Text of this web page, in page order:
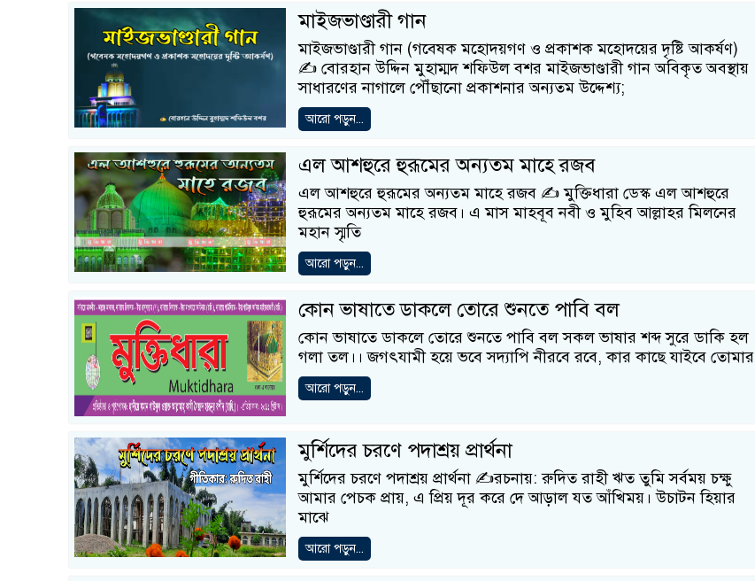
মাইজভাণ্ডারী গান
মাইজভাণ্ডারী গান (গবেষক মহোদয়গণ ও প্রকাশক মহোদয়ের দৃষ্টি আকর্ষণ)
✍️ বোরহান উদ্দিন মুহাম্মদ শফিউল বশর মাইজভাণ্ডারী গান অবিকৃত অবস্থায়
সাধারণের নাগালে পৌঁছানো প্রকাশনার অন্যতম উদ্দেশ্য;
আরো পড়ুন...
এল আশহুরে হুরূমের অন্যতম মাহে রজব
এল আশহুরে হুরূমের অন্যতম মাহে রজব ✍️ মুক্তিধারা ডেস্ক এল আশহুরে
হুরূমের অন্যতম মাহে রজব। এ মাস মাহবূব নবী ও মুহিব আল্লাহর মিলনের
মহান স্মৃতি
আরো পড়ুন...
কোন ভাষাতে ডাকলে তোরে শুনতে পাবি বল
কোন ভাষাতে ডাকলে তোরে শুনতে পাবি বল সকল ভাষার শব্দ সুরে ডাকি হল
গলা তল।। জগৎযামী হয়ে ভবে সদ্যাপি নীরবে রবে, কার কাছে যাইবে তোমার
আরো পড়ুন...
মুর্শিদের চরণে পদাশ্রয় প্রার্থনা
মুর্শিদের চরণে পদাশ্রয় প্রার্থনা ✍️রচনায়: রুদিত রাহী ঋত তুমি সর্বময় চক্ষু
আমার পেচক প্রায়, এ প্রিয় দূর করে দে আড়াল যত আঁখিময়। উচাটন হিয়ার
মাঝে
আরো পড়ুন...